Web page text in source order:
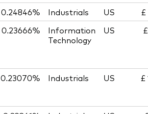
0.24846% Industrials US
0.23666%
Information
Technology
US
0.23070% Industrials US £